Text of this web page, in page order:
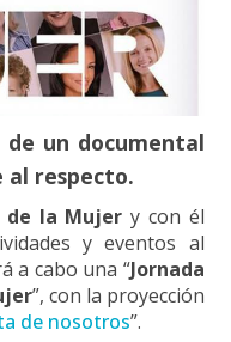
de un documental
al respecto.
de la Mujer y con él
y eventos al
a cabo una “Jornada
”, con la proyección
de nosotros”.